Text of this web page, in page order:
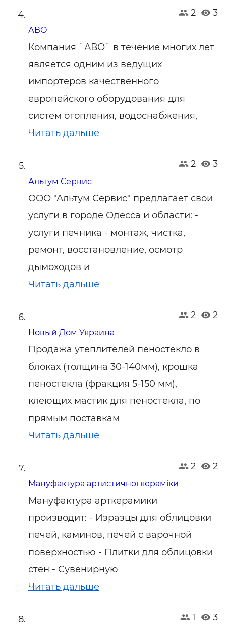
2 3
АВО
Компания `АВО` в течение многих лет
является одним из ведущих
импортеров качественного
европейского оборудования для
систем отопления, водоснабжения,
Читать дальше
2 3
Альтум Сервис
ООО "Альтум Сервис" предлагает свои
услуги в городе Одесса и области: -
услуги печника - монтаж, чистка,
ремонт, восстановление, осмотр
дымоходов и
Читать дальше
2 2
Новый Дом Украина
Продажа утеплителей пеностекло в
блоках (толщина 30-140мм), крошка
пеностекла (фракция 5-150 мм),
клеющих мастик для пеностекла, по
прямым поставкам
Читать дальше
2 2
Мануфактура артистичної кераміки
Мануфактура арткерамики
производит: - Изразцы для облицовки
печей, каминов, печей с варочной
поверхностью - Плитки для облицовки
стен - Сувенирную
Читать дальше
1 3